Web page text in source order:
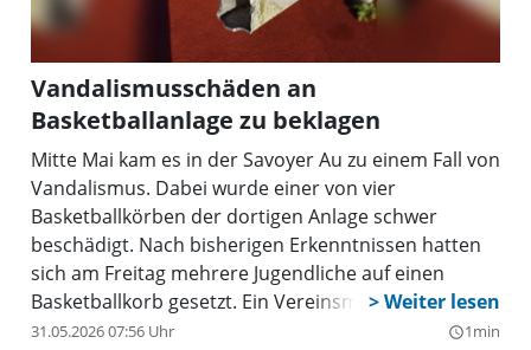
Vandalismusschäden an
Basketballanlage zu beklagen
Mitte Mai kam es in der Savoyer Au zu einem Fall von
Vandalismus. Dabei wurde einer von vier
Basketballkörben der dortigen Anlage schwer
beschädigt. Nach bisherigen Erkenntnissen hatten
sich am Freitag mehrere Jugendliche auf einen
Basketballkorb gesetzt. Ein Vereinsmitglied
beobachtete den Vorfall, woraufhin die Jugendlichen
31.05.2026 07:56 Uhr query_builder1min